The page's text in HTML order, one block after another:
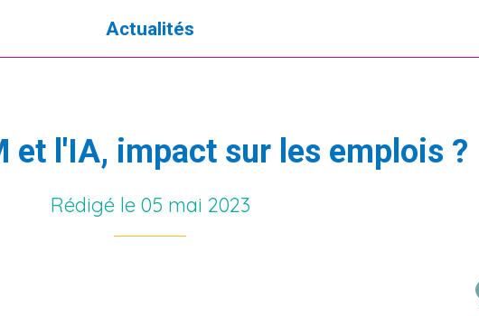
Actualités
et l'IA, impact sur les emplois ?
Rédigé le 05 mai 2023